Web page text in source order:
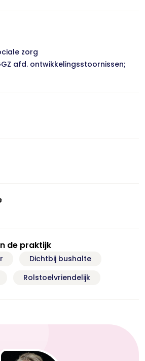
zorg
afd. ontwikkelingsstoornissen;
de praktijk
Dichtbij bushalte
Rolstoelvriendelijk